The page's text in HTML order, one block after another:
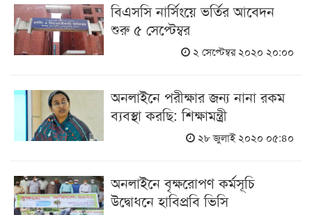
বিএসসি নার্সিংয়ে ভর্তির আবেদন
শুরু ৫ সেপ্টেম্বর
২ সেপ্টেম্বর ২০২০ ২০:০০
অনলাইনে পরীক্ষার জন্য নানা রকম
ব্যবস্থা করছি: শিক্ষামন্ত্রী
২৮ জুলাই ২০২০ ০৫:৪০
অনলাইনে বৃক্ষরোপণ কর্মসূচি
উদ্বোধনে হাবিপ্রবি ভিসি